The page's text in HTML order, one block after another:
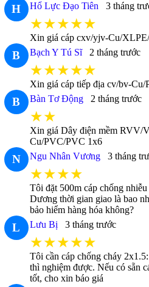
H Hổ Lực Đạo Tiên 3 tháng
★★★★★
Xin giá cáp cxv/yjv-Cu/
B Bạch Y Tú Sĩ 2 tháng trước
★★★★★
Xin giá cáp tiếp địa cv/bv-Cu/
B Bàn Tơ Động 2 tháng trước
★★
Xin giá Dây điện mềm RVV/
Cu/PVC/PVC 1x6
N Ngu Nhân Vương 3 tháng
★★★★
Tôi đặt 500m cáp chống
Dương thời gian giao là bao
bảo hiểm hàng hóa không?
L Lưu Bị 3 tháng trước
★★★★★
Tôi cần cáp chống cháy
thì nghiệm được. Nếu có sẵn
tốt, cho xin báo giá